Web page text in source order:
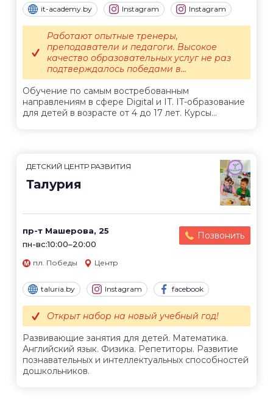
it-academy.by Instagram Instagram
Обучение по самым востребованным
направлениям в сфере Digital и IT. IT-образование
для детей в возрасте от 4 до 17 лет. Курсы...
Работают опытные тренеры,
преподаватели и педагоги. Высокое
качество образовательных услуг не раз
подтверждалось победами в...
ДЕТСКИЙ ЦЕНТР РАЗВИТИЯ
Талурия
пр-т Машерова, 25
пн-вс:10:00–20:00
Позвонить
пл. Победы Центр
taluria.by Instagram facebook
Развивающие занятия для детей. Математика.
Английский язык. Физика. Репетиторы. Развитие
познавательных и интеллектуальных способностей
дошкольников.
Открыт набор на новый учебный год!